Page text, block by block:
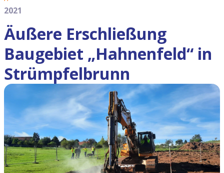
2021
Äußere Erschließung
Baugebiet „Hahnenfeld“ in
Strümpfelbrunn